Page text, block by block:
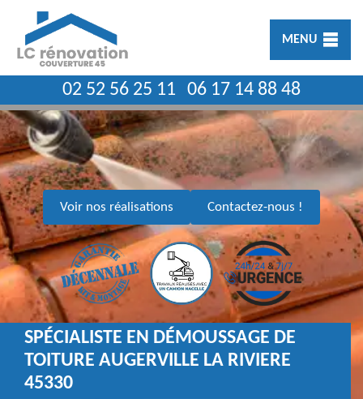
MENU
02 52 56 25 11 06 17 14 88 48
Voir nos réalisations Contactez-nous !
SPÉCIALISTE EN DÉMOUSSAGE DE
TOITURE AUGERVILLE LA RIVIERE
45330